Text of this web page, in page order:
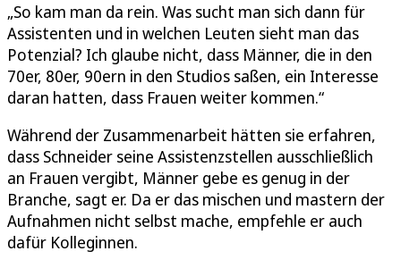
„So kam man da rein. Was sucht man sich dann für
Assistenten und in welchen Leuten sieht man das
Potenzial? Ich glaube nicht, dass Männer, die in den
70er, 80er, 90ern in den Studios saßen, ein Interesse
daran hatten, dass Frauen weiter kommen.“
Während der Zusammenarbeit hätten sie erfahren,
dass Schneider seine Assistenzstellen ausschließlich
an Frauen vergibt, Männer gebe es genug in der
Branche, sagt er. Da er das mischen und mastern der
Aufnahmen nicht selbst mache, empfehle er auch
dafür Kolleginnen.